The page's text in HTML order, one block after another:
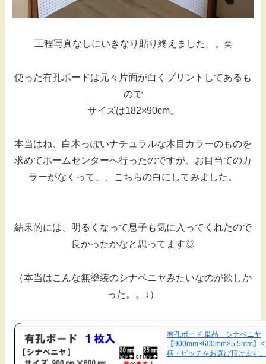
工程写真なしにいきなり貼り終えました。。 笑
使った有孔ボードは元々片面が白くプリントしてあるも
ので
サイズは182×90cm。
本当はね、白木っぽいナチュラルな木目カラーのものを
求めてホームセンターへ行ったのですが、お目当てのカ
ラーがなくって、、こちらの白にしてみました。
結果的には、明るくなって息子も気に入ってくれたので
良かったかなと思ってます◎
（本当はこんな無塗装のシナベニヤみたいなのが欲しか
った。。↓）
有孔ボード 単品 シナベニヤ
【900mm×600mm×5.5mm】
柄・ピッチをお選び頂けます。